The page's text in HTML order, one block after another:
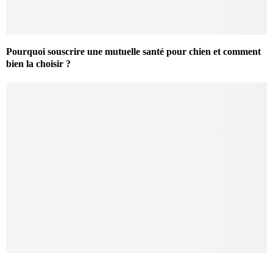
Pourquoi souscrire une mutuelle santé pour chien et comment
bien la choisir ?